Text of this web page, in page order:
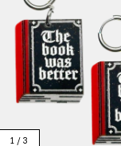
1 / 3